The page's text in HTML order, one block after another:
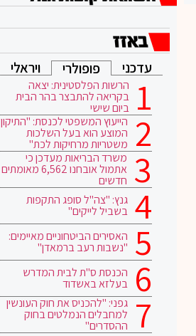
עדכני פופולרי ויראלי
הרשות הפלסטינית: יצאה
בקריאה להתבצר בהר הבית
ביום שישי
הייעוץ המשפטי לכנסת: "התיקון
המוצע הוא בעל השלכות
משטריות מרחיקות לכת"
משרד הבריאות מעדכן כי
אתמול אובחנו 6,562 מאומתים
חדשים
גנץ: "צה"ל סופג התקפות
בשביל לייקים"
האסירים הביטחוניים מאיימים:
"נשבות רעב ברמאדן"
הכנסת ס"ת לבית המדרש
בעלזא באשדוד
גפני: "להכניס את חוק העונשין
למחבלים הנמלטים בחוק
ההסדרים"